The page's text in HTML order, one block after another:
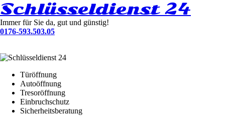
Schlüsseldienst 24
Immer für Sie da, gut und günstig!
0176-593.503.05
Türöffnung
Autoöffnung
Tresoröffnung
Einbruchschutz
Sicherheitsberatung